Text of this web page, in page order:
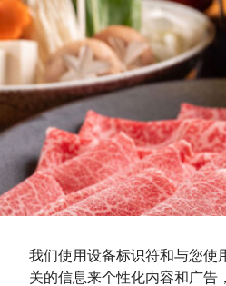
我们使用设备标识符和与您使
关的信息来个性化内容和广告